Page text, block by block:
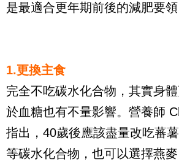
是最適合更年期前後的減肥要領
1.更換主食
完全不吃碳水化合物，其實身
於血糖也有不量影響。營養師
指出，40歲後應該盡量改吃蕃
等碳水化合物，也可以選擇燕